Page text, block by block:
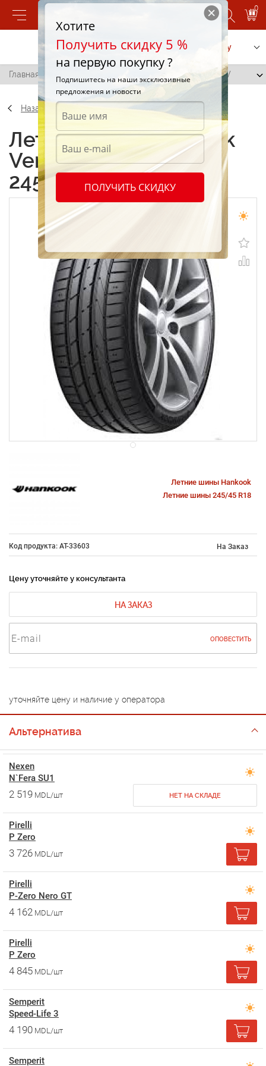
0
Позвонить Заказать услугу
Главная / Hankook Ventus Prime3 K125 245/45 R18 96W
Назад
Летние шины Hankook
Ventus Prime3 K125
245/45 R18 96W
Летние шины Hankook
Летние шины 245/45 R18
Код продукта: AT-33603 На Заказ
Цену уточняйте у консультанта
НА ЗАКАЗ
ОПОВЕСТИТЬ
уточняйте цену и наличие у оператора
Альтернатива
Nexen
N`Fera SU1
2 519 MDL/шт НЕТ НА СКЛАДЕ
Pirelli
P Zero
3 726 MDL/шт
Pirelli
P-Zero Nero GT
4 162 MDL/шт
Pirelli
P Zero
4 845 MDL/шт
Semperit
Speed-Life 3
4 190 MDL/шт
Semperit
Хотите
Получить скидку 5 %
на первую покупку ?
Подпишитесь на наши эксклюзивные
предложения и новости
ПОЛУЧИТЬ СКИДКУ